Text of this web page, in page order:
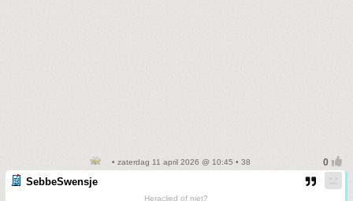
• zaterdag 11 april 2026 @ 10:45 • 38
SebbeSwensje
Heraclied of niet?